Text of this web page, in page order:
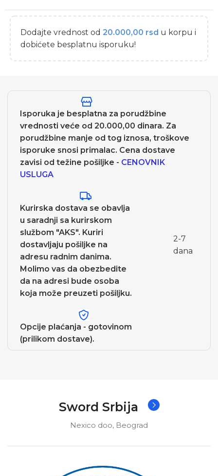
Dodajte vrednost od20.000,00 rsd u korpu i
dobićete besplatnu isporuku!
Isporuka je besplatna za porudžbine
vrednosti veće od 20.000,00 dinara. Za
porudžbine manje od tog iznosa, troškove
isporuke snosi primalac. Cena dostave
zavisi od težine pošiljke - CENOVNIK
USLUGA
Kurirska dostava se obavlja
u saradnji sa kurirskom
službom "AKS". Kuriri
dostavljaju pošiljke na
adresu radnim danima.
Molimo vas da obezbedite
da na adresi bude osoba
koja može preuzeti pošiljku.
2-7
dana
Opcije plaćanja - gotovinom
(prilikom dostave).
Sword Srbija
Nexico doo, Beograd